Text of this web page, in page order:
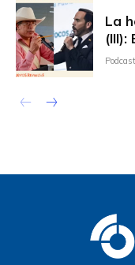
La
(III):
Podcast